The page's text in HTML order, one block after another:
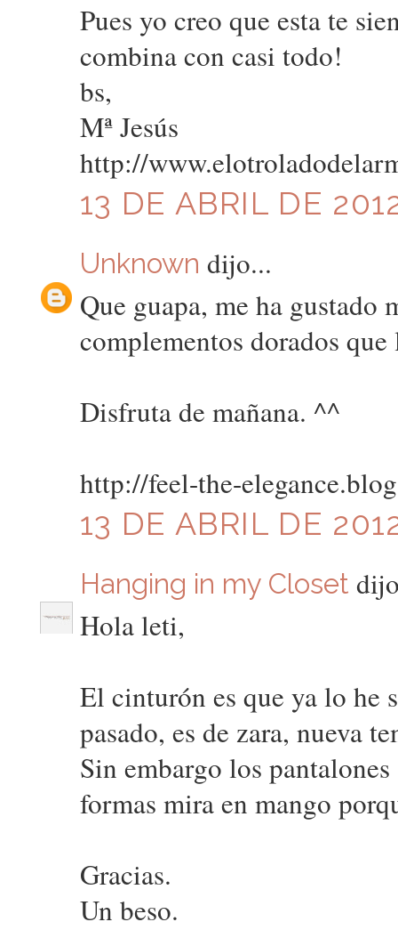
Pues yo creo que esta te
combina con casi todo!
bs,
Mª Jesús
http://
13 DE ABRIL DE
Unknown dijo...
Que guapa, me ha
complementos dorados
Disfruta de mañana. ^^
http://feel-the-
13 DE ABRIL DE
Hanging in my Closet
Hola leti,
El cinturón es que ya lo he
pasado, es de zara, nueva
Sin embargo los pantalones
formas mira en mango
Gracias.
Un beso.